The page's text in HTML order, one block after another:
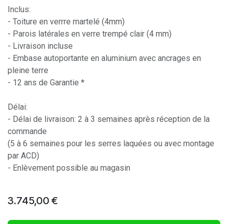
Inclus:
- Toiture en verrre martelé (4mm)
- Parois latérales en verre trempé clair (4 mm)
- Livraison incluse
- Embase autoportante en aluminium avec ancrages en
pleine terre
- 12 ans de Garantie *
Délai:
- Délai de livraison: 2 à 3 semaines après réception de la
commande
(5 à 6 semaines pour les serres laquées ou avec montage
par ACD)
- Enlèvement possible au magasin
3.745,00 €